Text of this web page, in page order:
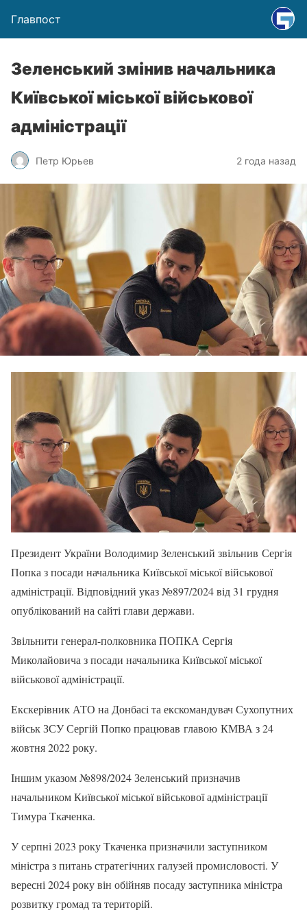
Главпост
Зеленський змінив начальника
Київської міської військової
адміністрації
Петр Юрьев 2 года назад
Президент України Володимир Зеленський звільнив Сергія
Попка з посади начальника Київської міської військової
адміністрації. Відповідний указ №897/2024 від 31 грудня
опублікований на сайті глави держави.
Звільнити генерал-полковника ПОПКА Сергія
Миколайовича з посади начальника Київської міської
військової адміністрації.
Екскерівник АТО на Донбасі та екскомандувач Сухопутних
військ ЗСУ Сергій Попко працював главою КМВА з 24
жовтня 2022 року.
Іншим указом №898/2024 Зеленський призначив
начальником Київської міської військової адміністрації
Тимура Ткаченка.
У серпні 2023 року Ткаченка призначили заступником
міністра з питань стратегічних галузей промисловості. У
вересні 2024 року він обійняв посаду заступника міністра
розвитку громад та територій.